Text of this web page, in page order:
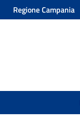
Regione Campania